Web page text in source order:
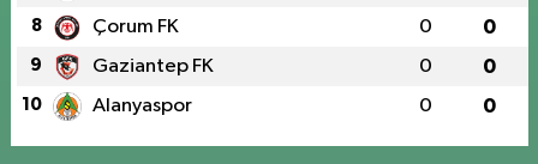
8 Çorum FK 0 0
9 Gaziantep FK 0 0
10 Alanyaspor 0 0